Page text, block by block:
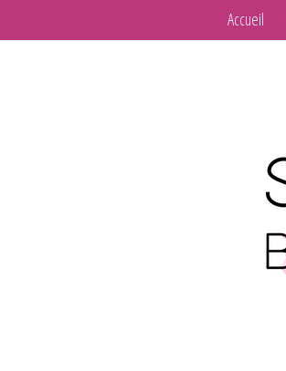
Accueil